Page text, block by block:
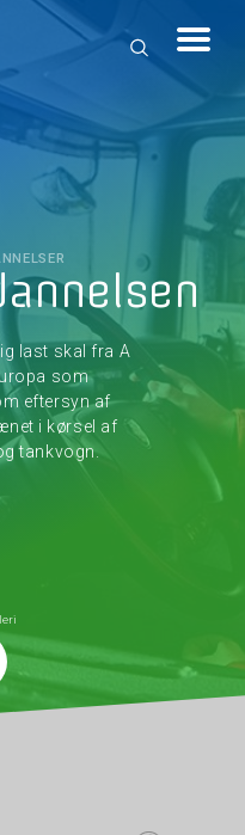
last skal fra A
som
eftersyn af
i kørsel af
tankvogn.